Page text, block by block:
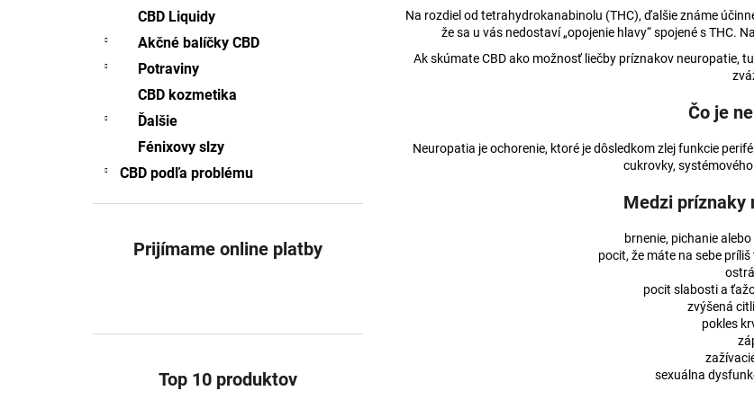
CBD Liquidy
Akčné balíčky CBD
Potraviny
CBD kozmetika
Ďalšie
Fénixovy slzy
CBD podľa problému
Prijímame online platby
Top 10 produktov
Na rozdiel od tetrahydrokanabinolu (THC), ďalšie známe
že sa u vás nedostaví „opojenie hlavy“ spojené s
Ak skúmate CBD ako možnosť liečby príznakov neuropatie,
Čo je
Neuropatia je ochorenie, ktoré je dôsledkom zlej funkcie
cukrovky,
Medzi príznaky
brnenie, pichanie
pocit, že máte na sebe
pocit slabosti a
zvýšená
pokles
sexuálna
5% CBD OLEJ FULL-SPECTRUM FRUIT
€25,64
Pôvodne: €25,77
HORKÁ ČOKOLÁDA S CBD 100MG CBD
€3,36